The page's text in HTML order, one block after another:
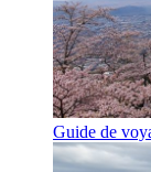
Guide de